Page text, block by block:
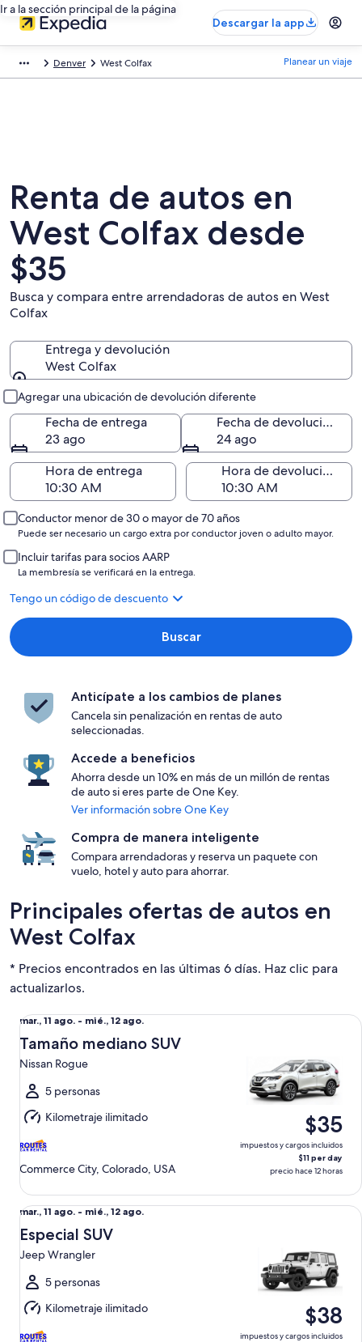
Ir a la sección principal de la página
Descargar la app
Denver West Colfax Planear un viaje
Renta de autos en
West Colfax desde
$35
Busca y compara entre arrendadoras de autos en West
Colfax
Entrega y devolución
West Colfax
Agregar una ubicación de devolución diferente
Fecha de entrega
23 ago
Fecha de devolución
24 ago
Hora de entrega
Hora de devolución
Conductor menor de 30 o mayor de 70 años
Puede ser necesario un cargo extra por conductor joven o adulto mayor.
Incluir tarifas para socios AARP
La membresía se verificará en la entrega.
Tengo un código de descuento
Buscar
Anticípate a los cambios de planes
Cancela sin penalización en rentas de auto
seleccionadas.
Accede a beneficios
Ahorra desde un 10% en más de un millón de rentas
de auto si eres parte de One Key.
Ver información sobre One Key
Compra de manera inteligente
Compara arrendadoras y reserva un paquete con
vuelo, hotel y auto para ahorrar.
Principales ofertas de autos en
West Colfax
* Precios encontrados en las últimas 6 días. Haz clic para
actualizarlos.
Del
mar.,
11
ago.
al
mié.,
12
ago.
mar., 11 ago. - mié., 12 ago.
Tamaño mediano SUV
Nissan Rogue
5 personas
Kilometraje ilimitado
Commerce City, Colorado, USA
$35
impuestos y cargos incluidos
$11 per day
precio hace 12 horas
Tamaño mediano SUV Nissan Rogue
Del
mar.,
11
ago.
al
mié.,
12
ago.
mar., 11 ago. - mié., 12 ago.
Especial SUV
Jeep Wrangler
5 personas
Kilometraje ilimitado
$38
impuestos y cargos incluidos
Especial SUV Jeep Wrangler